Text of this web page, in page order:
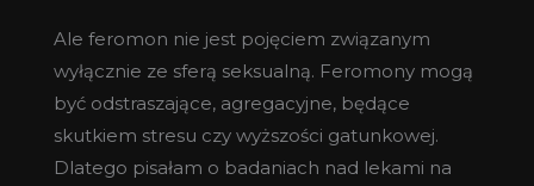
Ale feromon nie jest pojęciem związanym
wyłącznie ze sferą seksualną. Feromony mogą
być odstraszające, agregacyjne, będące
skutkiem stresu czy wyższości gatunkowej.
Dlatego pisałam o badaniach nad lekami na